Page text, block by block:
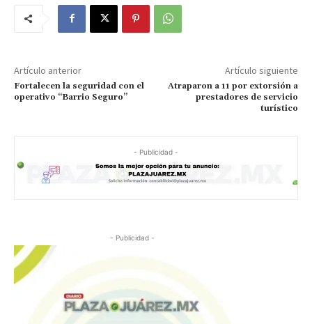
Artículo anterior
Fortalecen la seguridad con el
operativo “Barrio Seguro”
Artículo siguiente
Atraparon a 11 por extorsión a
prestadores de servicio
turístico
- Publicidad -
- Publicidad -